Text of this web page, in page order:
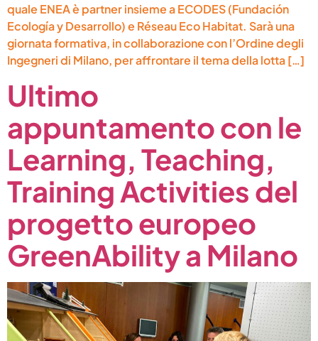
quale ENEA è partner insieme a ECODES (Fundación
Ecología y Desarrollo) e Réseau Eco Habitat. Sarà una
giornata formativa, in collaborazione con l’Ordine degli
Ingegneri di Milano, per affrontare il tema della lotta […]
Ultimo
appuntamento con le
Learning, Teaching,
Training Activities del
progetto europeo
GreenAbility a Milano